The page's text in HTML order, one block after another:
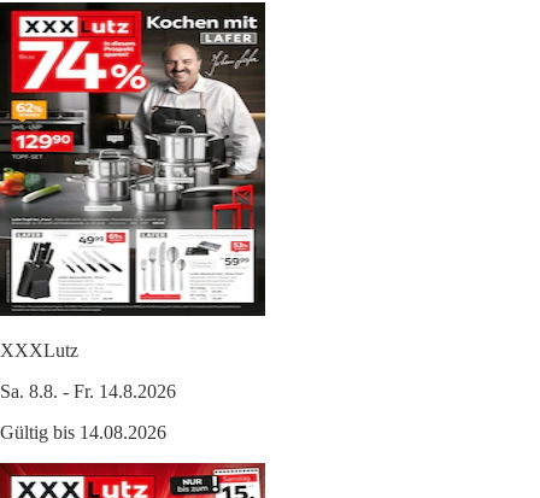
XXXLutz
Sa. 8.8. - Fr. 14.8.2026
Gültig bis 14.08.2026